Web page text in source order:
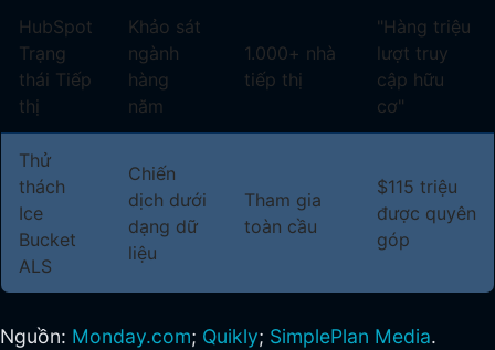
HubSpot
Trạng
thái Tiếp
thị
Khảo sát
ngành
hàng
năm
1.000+ nhà
tiếp thị
"Hàng triệu
lượt truy
cập hữu
cơ"
Thử
thách
Ice
Bucket
ALS
Chiến
dịch dưới
dạng dữ
liệu
Tham gia
toàn cầu
$115 triệu
được quyên
góp
Nguồn: Monday.com; Quikly; SimplePlan Media.